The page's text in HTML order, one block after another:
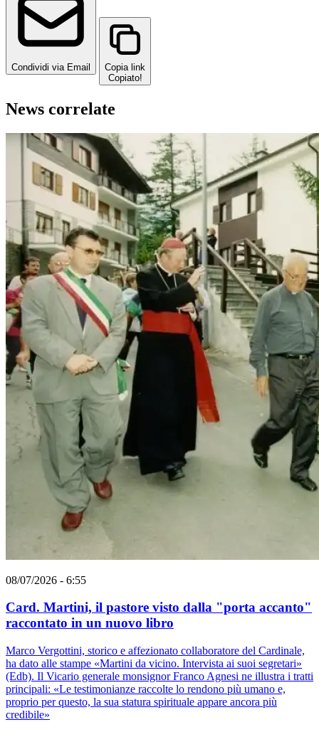
Condividi via Email
Copia link
Copiato!
News correlate
08/07/2026 - 6:55
Card. Martini, il pastore visto dalla "porta accanto"
raccontato in un nuovo libro
Marco Vergottini, storico e affezionato collaboratore del Cardinale,
ha dato alle stampe «Martini da vicino. Intervista ai suoi segretari»
(Edb). Il Vicario generale monsignor Franco Agnesi ne illustra i tratti
principali: «Le testimonianze raccolte lo rendono più umano e,
proprio per questo, la sua statura spirituale appare ancora più
credibile»